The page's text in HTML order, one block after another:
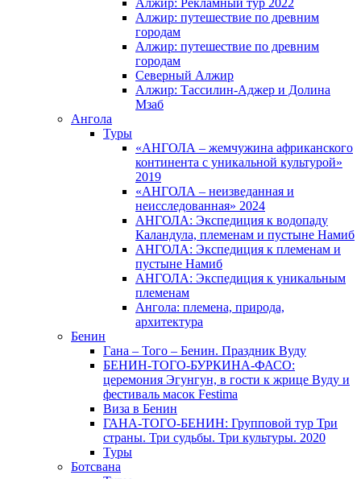
Алжир: Рекламный тур 2022
Алжир: путешествие по древним
городам
Алжир: путешествие по древним
городам
Северный Алжир
Алжир: Тассилин-Аджер и Долина
Мзаб
Ангола
Туры
«АНГОЛА – жемчужина африканского
континента с уникальной культурой»
2019
«АНГОЛА – неизведанная и
неисследованная» 2024
АНГОЛА: Экспедиция к водопаду
Каландула, племенам и пустыне Намиб
АНГОЛА: Экспедиция к племенам и
пустыне Намиб
АНГОЛА: Экспедиция к уникальным
племенам
Ангола: племена, природа,
архитектура
Бенин
Гана – Того – Бенин. Праздник Вуду
БЕНИН-ТОГО-БУРКИНА-ФАСО:
церемония Эгунгун, в гости к жрице Вуду и
фестиваль масок Festima
Виза в Бенин
ГАНА-ТОГО-БЕНИН: Групповой тур Три
страны. Три судьбы. Три культуры. 2020
Туры
Ботсвана